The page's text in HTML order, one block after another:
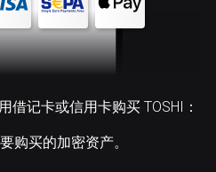
借记卡或信用卡购买 TOSHI：
购买的加密资产。